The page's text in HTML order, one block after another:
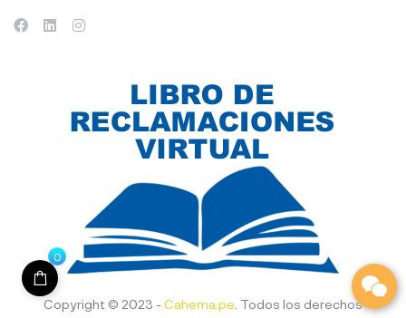
Copyright © 2023 - Cahema.pe . Todos los derechos
0